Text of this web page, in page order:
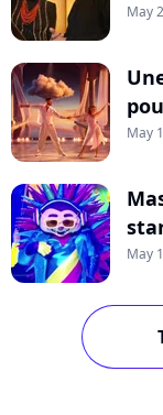
May
May
May